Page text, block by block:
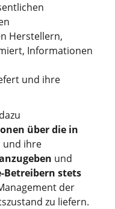
Herstellern,
Informationen
und ihre
über die in
und ihre
und
Betreibern stets
der
zu liefern.